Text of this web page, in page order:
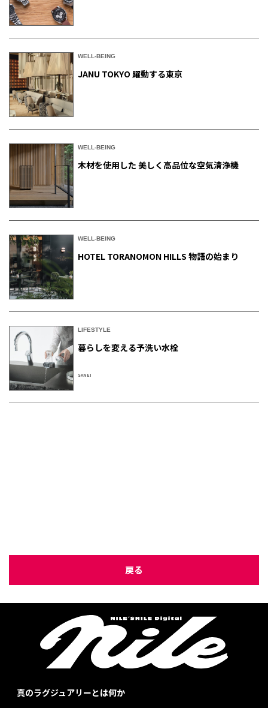
WELL-BEING
JANU TOKYO 躍動する東京
WELL-BEING
木材を使用した 美しく高品位な空気清浄機
WELL-BEING
HOTEL TORANOMON HILLS 物語の始まり
LIFESTYLE
暮らしを変える予洗い水栓
SANEI
戻る
真のラグジュアリーとは何か